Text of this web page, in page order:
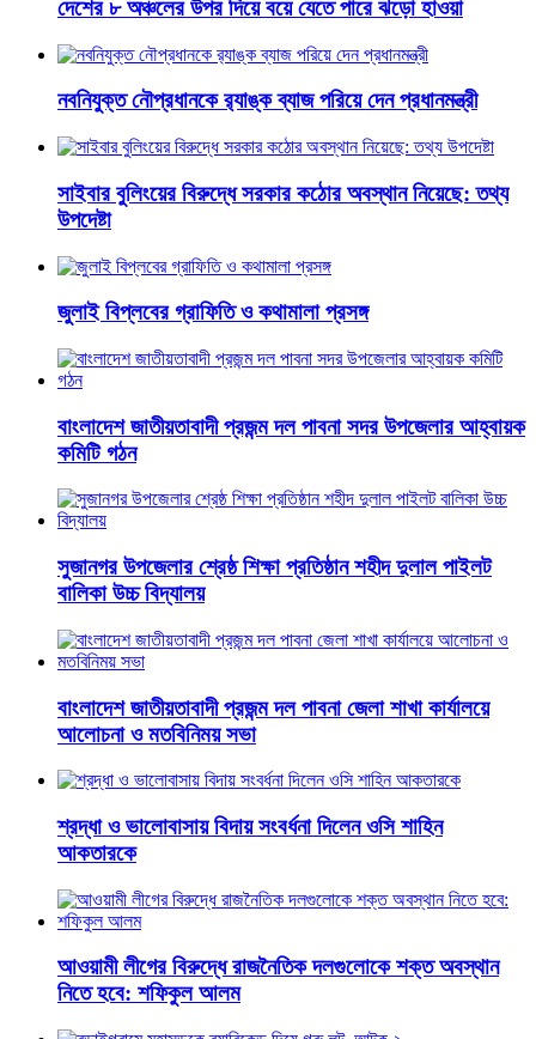
দেশের ৮ অঞ্চলের উপর দিয়ে বয়ে যেতে পারে ঝড়ো হাওয়া
নবনিযুক্ত নৌপ্রধানকে র‌্যাঙ্ক ব্যাজ পরিয়ে দেন প্রধানমন্ত্রী
সাইবার বুলিংয়ের বিরুদ্ধে সরকার কঠোর অবস্থান নিয়েছে: তথ্য
উপদেষ্টা
জুলাই বিপ্লবের গ্রাফিতি ও কথামালা প্রসঙ্গ
বাংলাদেশ জাতীয়তাবাদী প্রজন্ম দল পাবনা সদর উপজেলার আহ্বায়ক
কমিটি গঠন
সুজানগর উপজেলার শ্রেষ্ঠ শিক্ষা প্রতিষ্ঠান শহীদ দুলাল পাইলট
বালিকা উচ্চ বিদ্যালয়
বাংলাদেশ জাতীয়তাবাদী প্রজন্ম দল পাবনা জেলা শাখা কার্যালয়ে
আলোচনা ও মতবিনিময় সভা
শ্রদ্ধা ও ভালোবাসায় বিদায় সংবর্ধনা দিলেন ওসি শাহিন
আকতারকে
আওয়ামী লীগের বিরুদ্ধে রাজনৈতিক দলগুলোকে শক্ত অবস্থান
নিতে হবে: শফিকুল আলম